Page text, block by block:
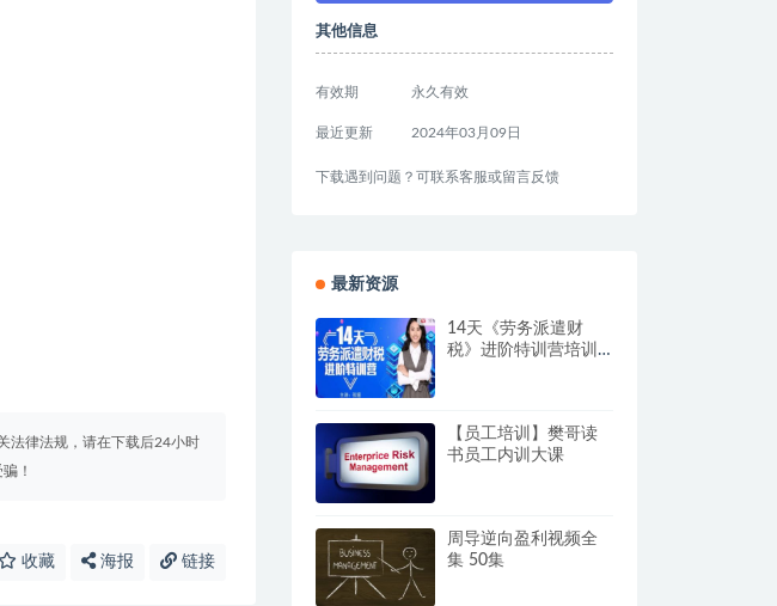
法律法规，请在下载后24小时
！
收藏 海报 链接
其他信息
有效期 永久有效
最近更新 2024年03月09日
下载遇到问题？可联系客服或留言反馈
最新资源
14天《劳务派遣财
税》进阶特训营培训
【员工培训】樊哥读
书员工内训大课
周导逆向盈利视频全
集 50集